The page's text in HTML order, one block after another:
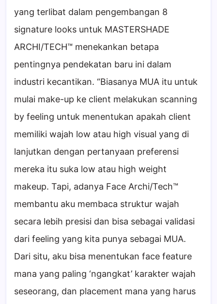
yang terlibat dalam pengembangan 8
signature looks untuk MASTERSHADE
ARCHI/TECH™ menekankan betapa
pentingnya pendekatan baru ini dalam
industri kecantikan. “Biasanya MUA itu untuk
mulai make-up ke client melakukan scanning
by feeling untuk menentukan apakah client
memiliki wajah low atau high visual yang di
lanjutkan dengan pertanyaan preferensi
mereka itu suka low atau high weight
makeup. Tapi, adanya Face Archi/Tech™
membantu aku membaca struktur wajah
secara lebih presisi dan bisa sebagai validasi
dari feeling yang kita punya sebagai MUA.
Dari situ, aku bisa menentukan face feature
mana yang paling ‘ngangkat’ karakter wajah
seseorang, dan placement mana yang harus